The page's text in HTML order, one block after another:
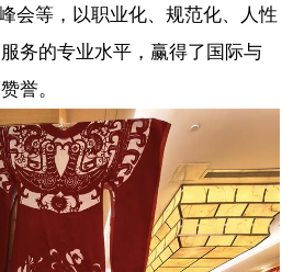
会等，以职业化、规范化、人性
务的专业水平，赢得了国际与
誉。